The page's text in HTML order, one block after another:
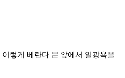
렇게 베란다 문 앞에서 일광욕을